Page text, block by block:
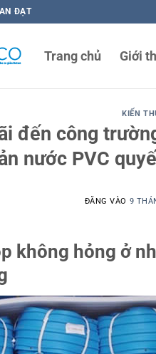
ĐẠT
Trang chủ Giới
KIẾN
đến công
nước PVC
ĐĂNG VÀO 9
không hỏng ở